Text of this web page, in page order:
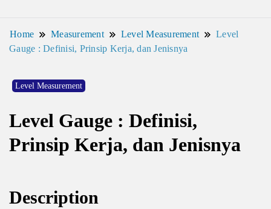
Home Measurement Level Measurement
Level
Gauge : Definisi, Prinsip Kerja, dan Jenisnya
Level Measurement
Level Gauge : Definisi,
Prinsip Kerja, dan Jenisnya
Description